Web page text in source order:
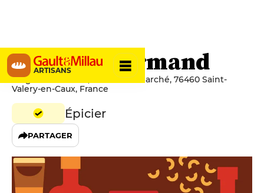
ARTISANS
Au Goût Normand
Au goût normand, 5 Place du Marché, 76460 Saint-
Valery-en-Caux, France
Épicier
PARTAGER